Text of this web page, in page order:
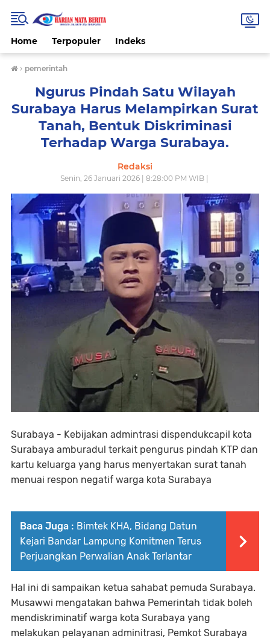
Home Terpopuler Indeks
› pemerintah
Ngurus Pindah Satu Wilayah
Surabaya Harus Melampirkan Surat
Tanah, Bentuk Diskriminasi
Terhadap Warga Surabaya.
Redaksi
Senin, 26 Januari 2026 | 8:28:00 PM WIB |
Surabaya - Kebijakan admintrasi dispendukcapil kota
Surabaya amburadul terkait pengurus pindah KTP dan
kartu keluarga yang harus menyertakan surat tanah
menuai respon negatif warga kota Surabaya
Baca Juga : Bimtek KHA, Bidang Datun
Kejari Bandar Lampung Komitmen Terus
Perjuangkan Perwalian Anak Terlantar
Hal ini di sampaikan ketua sahabat pemuda Surabaya.
Musawwi mengatakan bahwa Pemerintah tidak boleh
mendiskriminatif warga kota Surabaya yang
melakukan pelayanan adminitrasi, Pemkot Surabaya